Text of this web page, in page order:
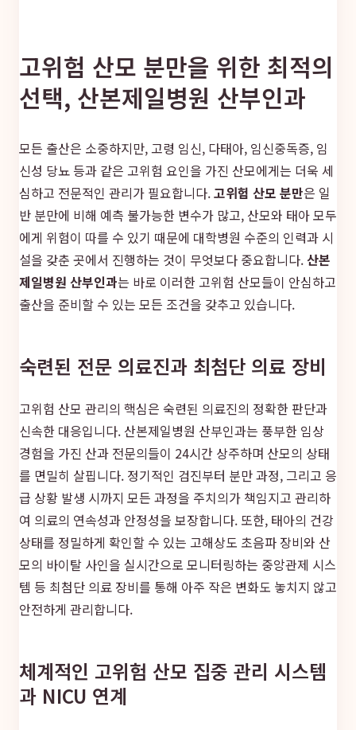
고위험 산모 분만을 위한 최적의
선택, 산본제일병원 산부인과
모든 출산은 소중하지만, 고령 임신, 다태아, 임신중독증, 임
신성 당뇨 등과 같은 고위험 요인을 가진 산모에게는 더욱 세
심하고 전문적인 관리가 필요합니다.고위험 산모 분만은 일
반 분만에 비해 예측 불가능한 변수가 많고, 산모와 태아 모두
에게 위험이 따를 수 있기 때문에 대학병원 수준의 인력과 시
설을 갖춘 곳에서 진행하는 것이 무엇보다 중요합니다.산본
제일병원 산부인과는 바로 이러한 고위험 산모들이 안심하고
출산을 준비할 수 있는 모든 조건을 갖추고 있습니다.
숙련된 전문 의료진과 최첨단 의료 장비
고위험 산모 관리의 핵심은 숙련된 의료진의 정확한 판단과
신속한 대응입니다. 산본제일병원 산부인과는 풍부한 임상
경험을 가진 산과 전문의들이 24시간 상주하며 산모의 상태
를 면밀히 살핍니다. 정기적인 검진부터 분만 과정, 그리고 응
급 상황 발생 시까지 모든 과정을 주치의가 책임지고 관리하
여 의료의 연속성과 안정성을 보장합니다. 또한, 태아의 건강
상태를 정밀하게 확인할 수 있는 고해상도 초음파 장비와 산
모의 바이탈 사인을 실시간으로 모니터링하는 중앙관제 시스
템 등 최첨단 의료 장비를 통해 아주 작은 변화도 놓치지 않고
안전하게 관리합니다.
체계적인 고위험 산모 집중 관리 시스템
과 NICU 연계